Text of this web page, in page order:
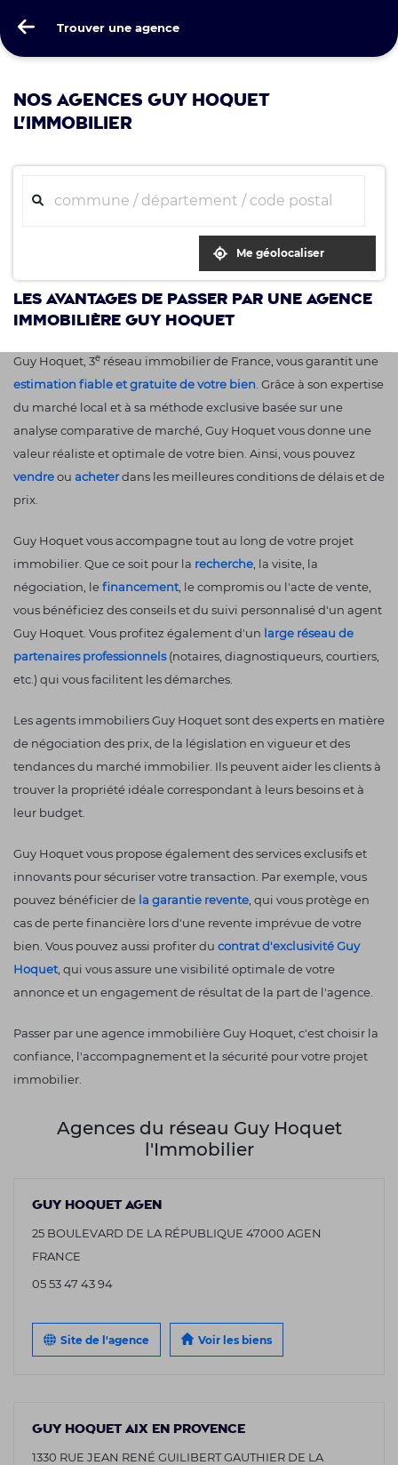
Trouver une agence
Guy Hoquet
NOS AGENCES GUY HOQUET
L'IMMOBILIER
Me géolocaliser
Les avantages de passer par une agence
immobilière Guy Hoquet
Guy Hoquet, 3e réseau immobilier de France, vous garantit une
estimation fiable et gratuite de votre bien . Grâce à son expertise
du marché local et à sa méthode exclusive basée sur une
analyse comparative de marché, Guy Hoquet vous donne une
valeur réaliste et optimale de votre bien. Ainsi, vous pouvez
vendreou acheterdans les meilleures conditions de délais et de
prix.
Guy Hoquet vous accompagne tout au long de votre projet
immobilier. Que ce soit pour la recherche , la visite, la
négociation, lefinancement , le compromis ou l'acte de vente,
vous bénéficiez des conseils et du suivi personnalisé d'un agent
Guy Hoquet. Vous profitez également d'un large réseau de
partenaires professionnels(notaires, diagnostiqueurs, courtiers,
etc.) qui vous facilitent les démarches.
Les agents immobiliers Guy Hoquet sont des experts en matière
de négociation des prix, de la législation en vigueur et des
tendances du marché immobilier. Ils peuvent aider les clients à
trouver la propriété idéale correspondant à leurs besoins et à
leur budget.
Guy Hoquet vous propose également des services exclusifs et
innovants pour sécuriser votre transaction. Par exemple, vous
pouvez bénéficier de la garantie revente , qui vous protège en
cas de perte financière lors d'une revente imprévue de votre
bien. Vous pouvez aussi profiter du contrat d'exclusivité Guy
Hoquet , qui vous assure une visibilité optimale de votre
annonce et un engagement de résultat de la part de l'agence.
Passer par une agence immobilière Guy Hoquet, c'est choisir la
confiance, l'accompagnement et la sécurité pour votre projet
immobilier.
Agences du réseau Guy Hoquet
l'Immobilier
GUY HOQUET AGEN
25 BOULEVARD DE LA RÉPUBLIQUE 47000 AGEN
FRANCE
05 53 47 43 94
Site de l'agence Voir les biens
GUY HOQUET AIX EN PROVENCE
1330 RUE JEAN RENÉ GUILIBERT GAUTHIER DE LA